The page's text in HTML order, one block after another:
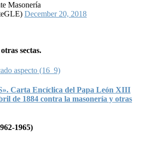
Masonería
December 20, 2018
sectas.
Carta Encíclica del Papa León XIII
de 1884 contra la masonería y otras
1965)